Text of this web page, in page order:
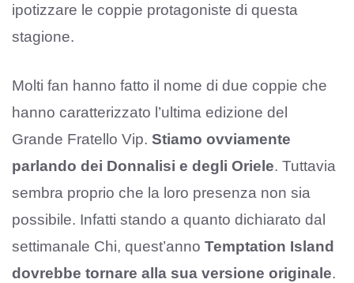
ipotizzare le coppie protagoniste di questa
stagione.
Molti fan hanno fatto il nome di due coppie che
hanno caratterizzato l’ultima edizione del
Grande Fratello Vip. Stiamo ovviamente
parlando dei Donnalisi e degli Oriele. Tuttavia
sembra proprio che la loro presenza non sia
possibile. Infatti stando a quanto dichiarato dal
settimanale Chi, quest’anno Temptation Island
dovrebbe tornare alla sua versione originale.